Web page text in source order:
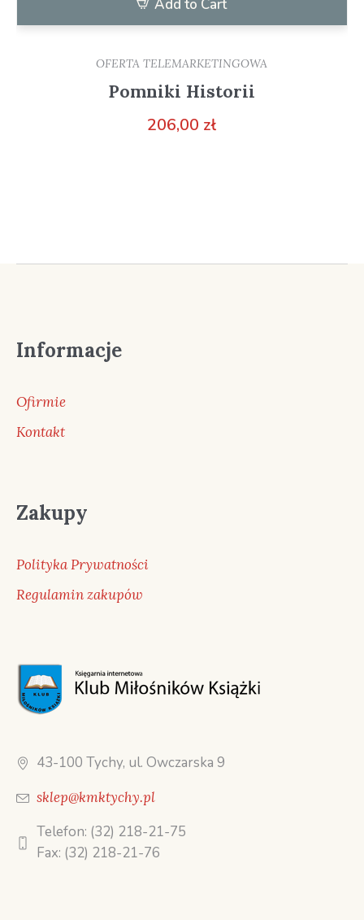
Add to Cart
OFERTA TELEMARKETINGOWA
Pomniki Historii
206,00 zł
Informacje
Ofirmie
Kontakt
Zakupy
Polityka Prywatności
Regulamin zakupów
43-100 Tychy, ul. Owczarska 9
sklep@kmktychy.pl
Telefon: (32) 218-21-75
Fax: (32) 218-21-76